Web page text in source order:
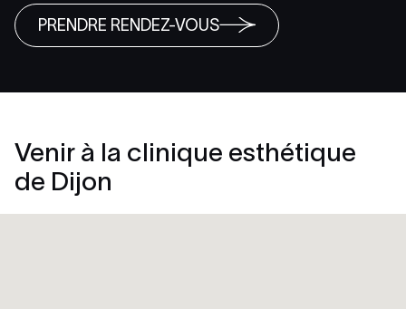
PRENDRE RENDEZ-VOUS
Venir à la clinique esthétique
de Dijon